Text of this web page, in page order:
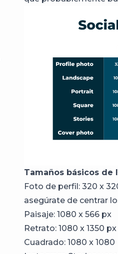
Tamaños básicos de
Foto de perfil: 320 x
asegúrate de centrar
Paisaje: 1080 x 566 px
Retrato: 1080 x 1350 px
Cuadrado: 1080 x 1080